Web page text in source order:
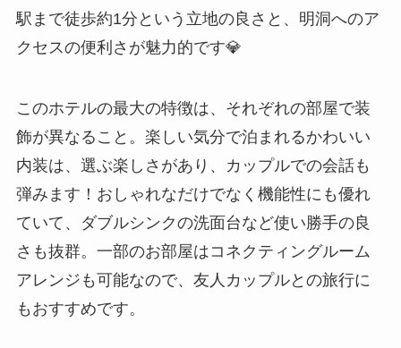
駅まで徒歩約1分という立地の良さと、明洞へのア
クセスの便利さが魅力的です💎
このホテルの最大の特徴は、それぞれの部屋で装
飾が異なること。楽しい気分で泊まれるかわいい
内装は、選ぶ楽しさがあり、カップルでの会話も
弾みます！おしゃれなだけでなく機能性にも優れ
ていて、ダブルシンクの洗面台など使い勝手の良
さも抜群。一部のお部屋はコネクティングルーム
アレンジも可能なので、友人カップルとの旅行に
もおすすめです。